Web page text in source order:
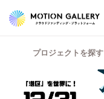
プロジェクトを探す